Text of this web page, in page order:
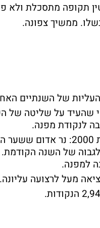
תקופה מתסכלת ולא
ממשיך צפונה.
של השנתיים
שהעיד על שליטה
לנקודת מפנה.
2018 דמתה מאוד התנהגותית
של השנה
למפנה.